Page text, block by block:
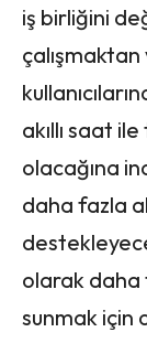
iş birliğini
akıllı saat
olacağına
daha fazla
olarak daha
sunmak için